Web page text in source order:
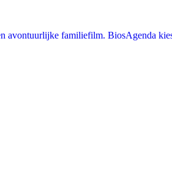
avontuurlijke familiefilm. BiosAgenda